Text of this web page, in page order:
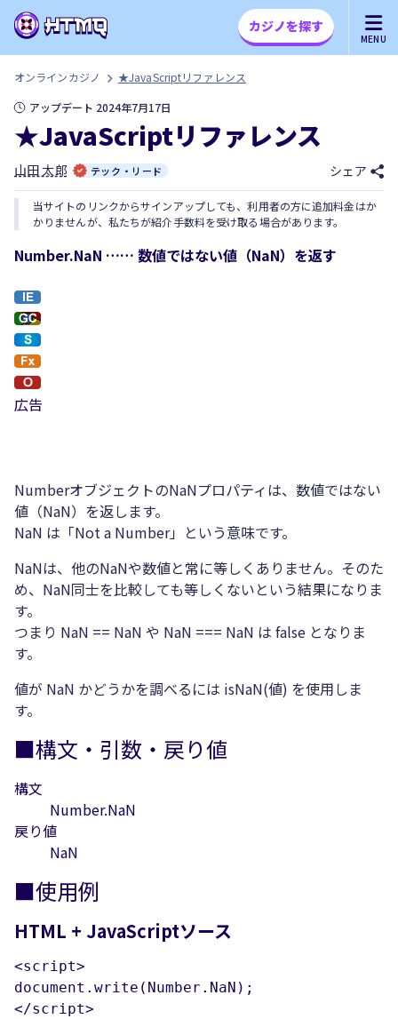
MENU
カジノを探す
オンラインカジノ
★JavaScriptリファレンス
アップデート 2024年7月17日
★JavaScriptリファレンス
山田 太郎 テック・リード シェア
当サイトのリンクからサインアップしても、利用者の方に追加料金はか
かりませんが、私たちが紹介手数料を受け取る場合があります。
Number.NaN …… 数値ではない値（NaN）を返す
広告
NumberオブジェクトのNaNプロパティは、数値ではない
値（NaN）を返します。
NaN は「Not a Number」という意味です。
NaNは、他のNaNや数値と常に等しくありません。そのた
め、NaN同士を比較しても等しくないという結果になりま
す。
つまり NaN == NaN や NaN === NaN は false となりま
す。
値が NaN かどうかを調べるには isNaN(値) を使用しま
す。
■構文・引数・戻り値
構文
Number.NaN
戻り値
NaN
■使用例
HTML + JavaScriptソース
<script>
document.write(Number.NaN);
</script>